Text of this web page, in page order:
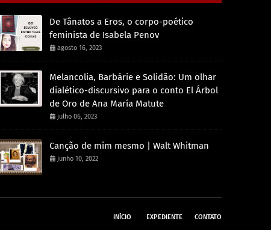
De Tânatos a Eros, o corpo-poético
feminista de Isabela Penov
agosto 16, 2023
Melancolia, Barbárie e Solidão: Um olhar
dialético-discursivo para o conto El Árbol
de Oro de Ana María Matute
julho 06, 2023
Canção de mim mesmo | Walt Whitman
junho 10, 2022
INÍCIO EXPEDIENTE CONTATO